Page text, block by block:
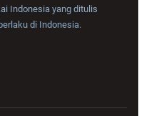
Indonesia yang ditulis
di Indonesia.